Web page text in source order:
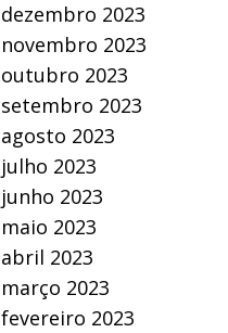
dezembro 2023
novembro 2023
outubro 2023
setembro 2023
agosto 2023
julho 2023
junho 2023
maio 2023
abril 2023
março 2023
fevereiro 2023